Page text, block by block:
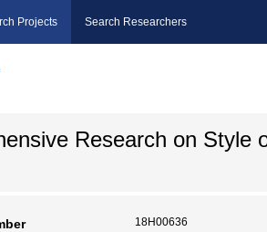
Projects Search Researchers
Research on Style
18H00636